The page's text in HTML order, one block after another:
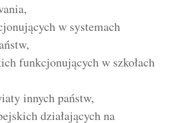
w systemach
funkcjonujących w szkołach
innych państw,
działających na